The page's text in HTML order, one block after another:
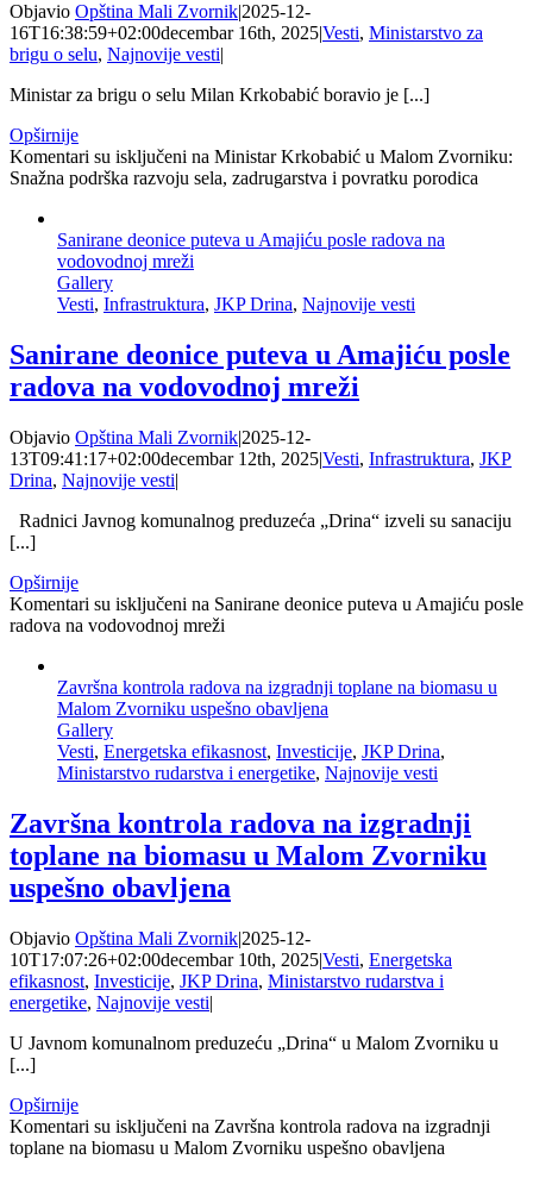
Objavio Opština Mali Zvornik2025-12-
16T16:38:59+02:00decembar 16th, 2025Vesti, Ministarstvo za
brigu o selu, Najnovije vesti
Ministar za brigu o selu Milan Krkobabić boravio je [...]
Opširnije
Komentari su isključeni na Ministar Krkobabić u Malom Zvorniku:
Snažna podrška razvoju sela, zadrugarstva i povratku porodica
Sanirane deonice puteva u Amajiću posle radova na
vodovodnoj mreži
Gallery
Vesti, Infrastruktura, JKP Drina, Najnovije vesti
Sanirane deonice puteva u Amajiću posle
radova na vodovodnoj mreži
Objavio Opština Mali Zvornik|2025-12-
13T09:41:17+02:00decembar 12th, 2025|Vesti, Infrastruktura, JKP
Drina, Najnovije vesti|
Radnici Javnog komunalnog preduzeća „Drina“ izveli su sanaciju
[...]
Opširnije
Komentari su isključeni na Sanirane deonice puteva u Amajiću posle
radova na vodovodnoj mreži
Završna kontrola radova na izgradnji toplane na biomasu u
Malom Zvorniku uspešno obavljena
Gallery
Vesti, Energetska efikasnost, Investicije, JKP Drina,
Ministarstvo rudarstva i energetike, Najnovije vesti
Završna kontrola radova na izgradnji
toplane na biomasu u Malom Zvorniku
uspešno obavljena
Objavio Opština Mali Zvornik|2025-12-
10T17:07:26+02:00decembar 10th, 2025|Vesti, Energetska
efikasnost, Investicije, JKP Drina, Ministarstvo rudarstva i
energetike, Najnovije vesti|
U Javnom komunalnom preduzeću „Drina“ u Malom Zvorniku u
[...]
Opširnije
Komentari su isključeni na Završna kontrola radova na izgradnji
toplane na biomasu u Malom Zvorniku uspešno obavljena